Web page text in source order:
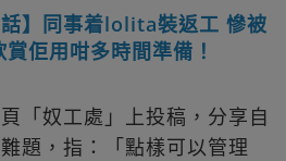
】同事着lolita裝返工 慘被
佢用咁多時間準備！
「奴工處」上投稿，分享自
題，指：「點樣可以管理